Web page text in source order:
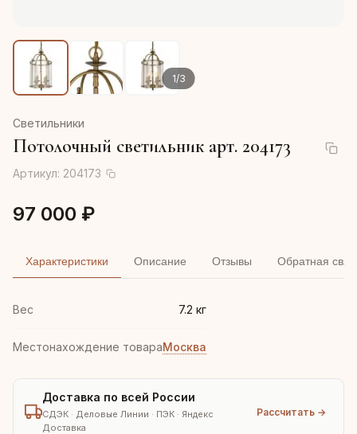
1/3
Светильники
Потолочный светильник арт. 204173
Артикул: 204173
97 000 ₽
Характеристики Описание Отзывы Обратная
Вес 7.2 кг
Местонахождение товараМосква
Доставка по всей России
СДЭК · Деловые Линии · ПЭК · Яндекс
Доставка
Рассчитать →